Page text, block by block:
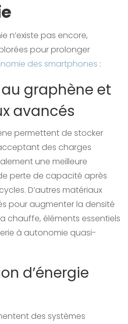
n’existe pas encore,
pour prolonger
des smartphones :
graphène et
avancés
permettent de stocker
des charges
une meilleure
perte de capacité après
D’autres matériaux
pour augmenter la densité
chauffe, éléments essentiels
à autonomie quasi-
d’énergie
des systèmes